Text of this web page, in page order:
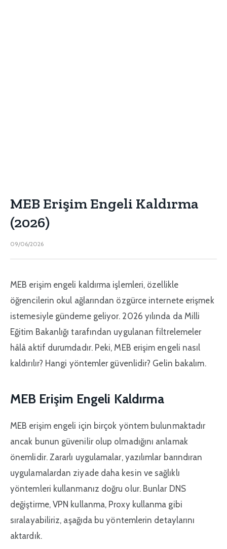
MEB Erişim Engeli Kaldırma
(2026)
09/06/2026
MEB erişim engeli kaldırma işlemleri, özellikle
öğrencilerin okul ağlarından özgürce internete erişmek
istemesiyle gündeme geliyor. 2026 yılında da Milli
Eğitim Bakanlığı tarafından uygulanan filtrelemeler
hâlâ aktif durumdadır. Peki, MEB erişim engeli nasıl
kaldırılır? Hangi yöntemler güvenlidir? Gelin bakalım.
MEB Erişim Engeli Kaldırma
MEB erişim engeli için birçok yöntem bulunmaktadır
ancak bunun güvenilir olup olmadığını anlamak
önemlidir. Zararlı uygulamalar, yazılımlar barındıran
uygulamalardan ziyade daha kesin ve sağlıklı
yöntemleri kullanmanız doğru olur. Bunlar DNS
değiştirme, VPN kullanma, Proxy kullanma gibi
sıralayabiliriz, aşağıda bu yöntemlerin detaylarını
aktardık.